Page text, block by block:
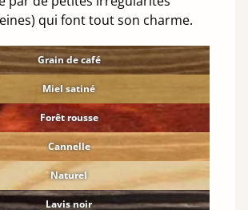
qui font tout son charme.
Grain de café
Miel satiné
Forêt rousse
Cannelle
Naturel
Lavis noir